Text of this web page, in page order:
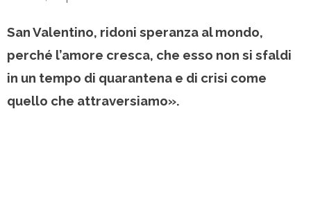
San Valentino, ridoni speranza al mondo,
perché l’amore cresca, che esso non si sfaldi
in un tempo di quarantena e di crisi come
quello che attraversiamo».